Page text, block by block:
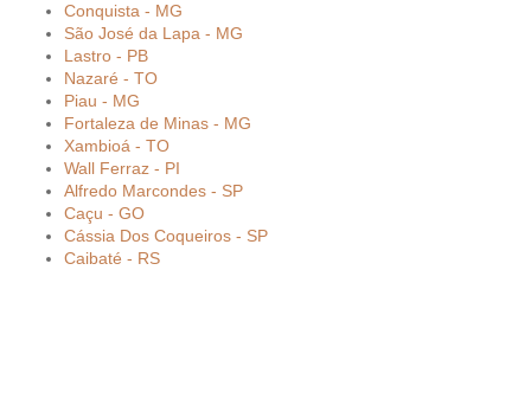
Conquista - MG
São José da Lapa - MG
Lastro - PB
Nazaré - TO
Piau - MG
Fortaleza de Minas - MG
Xambioá - TO
Wall Ferraz - PI
Alfredo Marcondes - SP
Caçu - GO
Cássia Dos Coqueiros - SP
Caibaté - RS